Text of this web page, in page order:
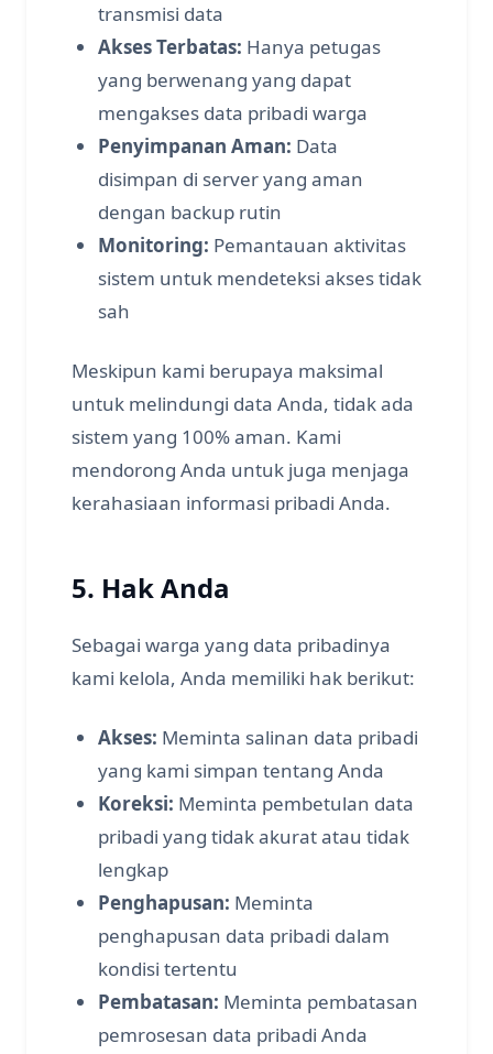
transmisi data
Akses Terbatas: Hanya petugas
yang berwenang yang dapat
mengakses data pribadi warga
Penyimpanan Aman: Data
disimpan di server yang aman
dengan backup rutin
Monitoring: Pemantauan aktivitas
sistem untuk mendeteksi akses tidak
sah
Meskipun kami berupaya maksimal
untuk melindungi data Anda, tidak ada
sistem yang 100% aman. Kami
mendorong Anda untuk juga menjaga
kerahasiaan informasi pribadi Anda.
5. Hak Anda
Sebagai warga yang data pribadinya
kami kelola, Anda memiliki hak berikut:
Akses: Meminta salinan data pribadi
yang kami simpan tentang Anda
Koreksi: Meminta pembetulan data
pribadi yang tidak akurat atau tidak
lengkap
Penghapusan: Meminta
penghapusan data pribadi dalam
kondisi tertentu
Pembatasan: Meminta pembatasan
pemrosesan data pribadi Anda